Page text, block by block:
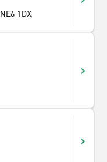
1DX